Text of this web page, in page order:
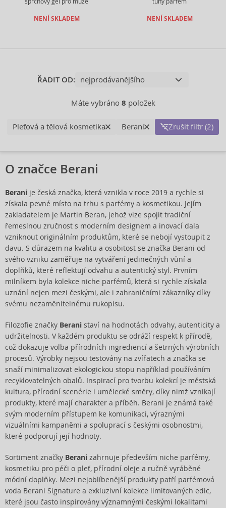
NENÍ SKLADEM NENÍ SKLADEM
ŘADIT OD:
Máte vybráno 8 položek
Pleťová a tělová kosmetika Berani Zrušit filtr (2)
O značce Berani
Berani je česká značka, která vznikla v roce 2019 a rychle si
získala pevné místo na trhu s parfémy a kosmetikou. Jejím
zakladatelem je Martin Beran, jehož vize spojit tradiční
řemeslnou zručnost s moderním designem a inovací dala
vzniknout originálním produktům, které se nebojí vystoupit z
davu. S důrazem na kvalitu a osobitost se značka Berani od
svého vzniku zaměřuje na vytváření jedinečných vůní a
doplňků, které reflektují odvahu a autentický styl. Prvním
milníkem byla kolekce niche parfémů, která si rychle získala
uznání nejen mezi českými, ale i zahraničními zákazníky díky
svému nezaměnitelnému rukopisu.
Filozofie značky Berani staví na hodnotách odvahy, autenticity a
udržitelnosti. V každém produktu se odráží respekt k přírodě,
což dokazuje volba přírodních ingrediencí a šetrných výrobních
procesů. Výrobky nejsou testovány na zvířatech a značka se
snaží minimalizovat ekologickou stopu například používáním
recyklovatelných obalů. Inspirací pro tvorbu kolekcí je městská
kultura, přírodní scenérie i umělecké směry, díky nimž vznikají
produkty, které mají charakter a příběh. Berani je známá také
svým moderním přístupem ke komunikaci, výraznými
vizuálními kampaněmi a spoluprací s českými osobnostmi,
které podporují její hodnoty.
Sortiment značky Berani zahrnuje především niche parfémy,
kosmetiku pro péči o pleť, přírodní oleje a ručně vyráběné
módní doplňky. Mezi nejoblíbenější produkty patří parfémová
voda Berani Signature a exkluzivní kolekce limitovaných edic,
které jsou často inspirovány významnými českými lokalitami